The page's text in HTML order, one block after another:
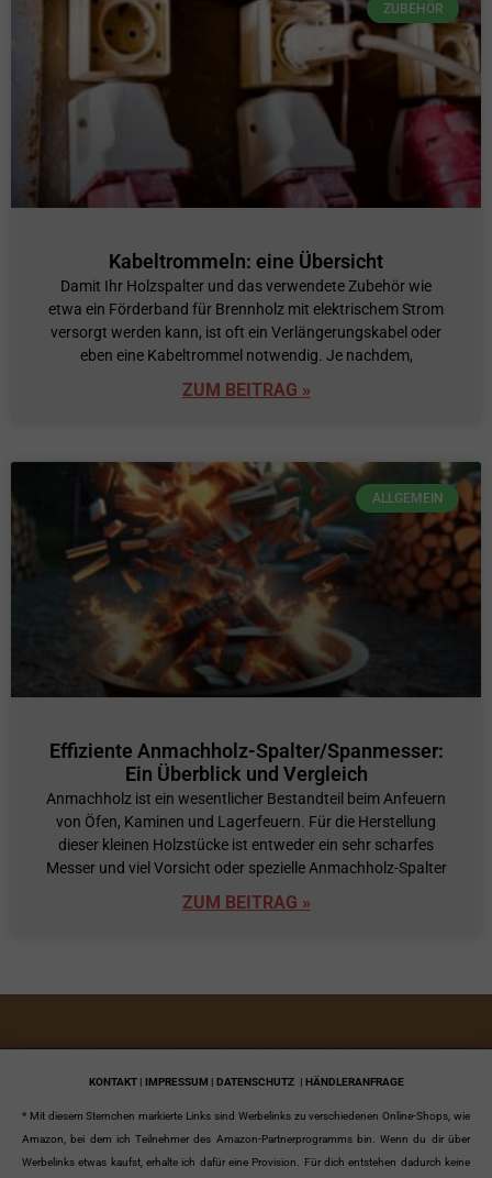
ZUBEHÖR
Kabeltrommeln: eine Übersicht
Damit Ihr Holzspalter und das verwendete Zubehör wie
etwa ein Förderband für Brennholz mit elektrischem Strom
versorgt werden kann, ist oft ein Verlängerungskabel oder
eben eine Kabeltrommel notwendig. Je nachdem,
ZUM BEITRAG »
ALLGEMEIN
Effiziente Anmachholz-Spalter/Spanmesser:
Ein Überblick und Vergleich
Anmachholz ist ein wesentlicher Bestandteil beim Anfeuern
von Öfen, Kaminen und Lagerfeuern. Für die Herstellung
dieser kleinen Holzstücke ist entweder ein sehr scharfes
Messer und viel Vorsicht oder spezielle Anmachholz-Spalter
ZUM BEITRAG »
KONTAKT | IMPRESSUM | DATENSCHUTZ | HÄNDLERANFRAGE
* Mit diesem Sternchen markierte Links sind Werbelinks zu verschiedenen Online-Shops, wie
Amazon, bei dem ich Teilnehmer des Amazon-Partnerprogramms bin. Wenn du dir über
Werbelinks etwas kaufst, erhalte ich dafür eine Provision. Für dich entstehen dadurch keine